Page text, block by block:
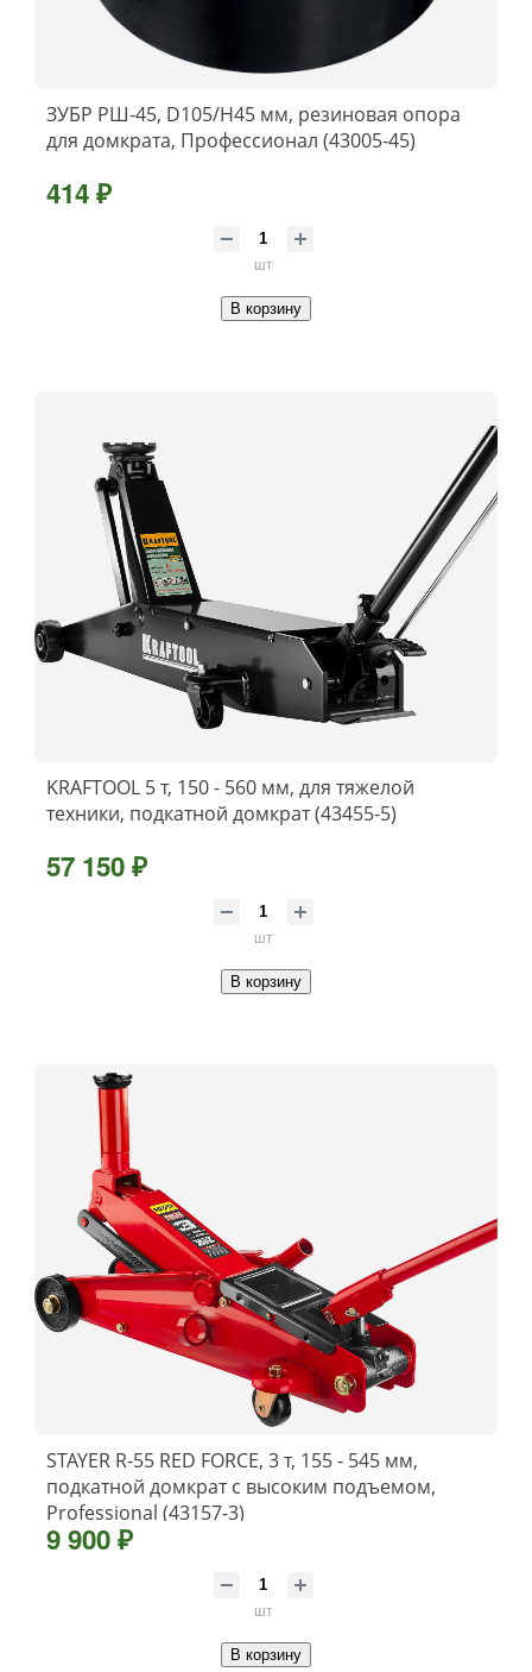
ЗУБР РШ-45, D105/H45 мм, резиновая опора
для домкрата, Профессионал (43005-45)
414 ₽
шт
В корзину
KRAFTOOL 5 т, 150 - 560 мм, для тяжелой
техники, подкатной домкрат (43455-5)
57 150 ₽
шт
В корзину
STAYER R-55 RED FORCE, 3 т, 155 - 545 мм,
подкатной домкрат с высоким подъемом,
Professional (43157-3)
9 900 ₽
шт
В корзину